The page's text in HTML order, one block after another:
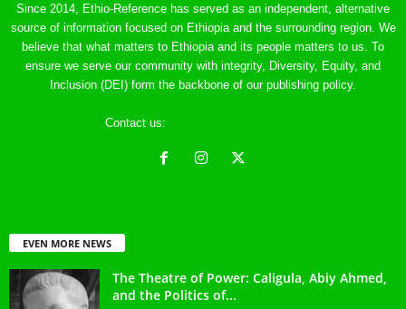
Since 2014, Ethio-Reference has served as an independent, alternative
source of information focused on Ethiopia and the surrounding region. We
believe that what matters to Ethiopia and its people matters to us. To
ensure we serve our community with integrity, Diversity, Equity, and
Inclusion (DEI) form the backbone of our publishing policy.
Contact us:
EVEN MORE NEWS
The Theatre of Power: Caligula, Abiy Ahmed,
and the Politics of...